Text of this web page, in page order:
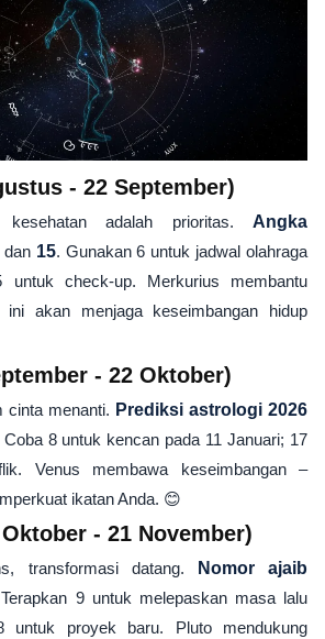
- 22 September)
adalah prioritas. Angka
15. Gunakan 6 untuk jadwal olahraga
check-up. Merkurius membantu
akan menjaga keseimbangan hidup
- 22 Oktober)
cinta menanti. Prediksi astrologi 2026
Coba 8 untuk kencan pada 11 Januari; 17
Venus membawa keseimbangan –
ikatan Anda. 😊
- 21 November)
transformasi datang.
Nomor ajaib
9 untuk melepaskan masa lalu
untuk proyek baru. Pluto mendukung